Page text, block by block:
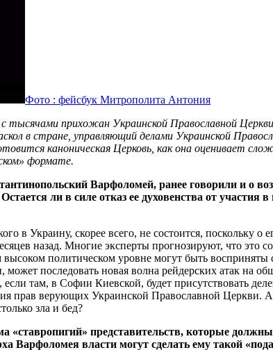
Фото : фейсбук Митрополита Антония
с тысячами прихожан Украинской Православной Церкви
в стране, управляющий делами Украинской
каноническая Церковь, как она оценивает
формате.
Варфоломей, ранее говорили и о
ли в силе отказ ее духовенства от участия
в Украину, скорее всего, не состоится, поскольку о
назад. Многие эксперты прогнозируют, что это
политическом уровне могут быть
последовать новая волна рейдерских атак на
там, в Софии Киевской, будет присутствовать
прав верующих Украинской Православной Церкви.
зла и бед?
представительств, которые
власти могут сделать ему такой